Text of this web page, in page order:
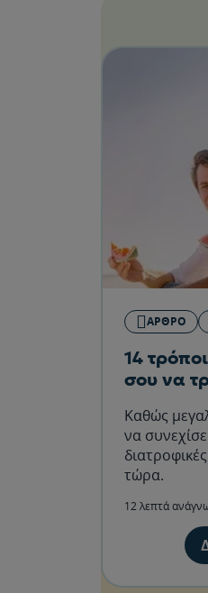
ΆΡΘΡΟ
14
σου να
Καθώς
να
τώρα.
12 λεπτά